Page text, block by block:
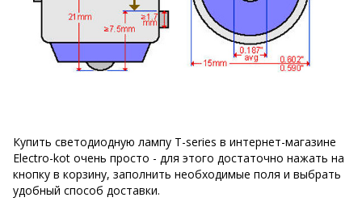
Купить светодиодную лампу T-series в интернет-магазине
Electro-kot очень просто - для этого достаточно нажать на
кнопку в корзину, заполнить необходимые поля и выбрать
удобный способ доставки.